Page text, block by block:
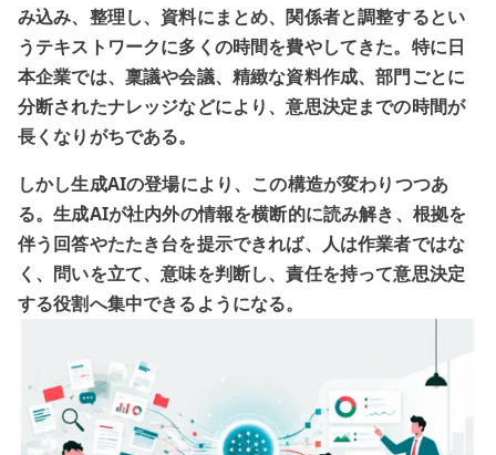
み込み、整理し、資料にまとめ、関係者と調整するとい
うテキストワークに多くの時間を費やしてきた。特に日
本企業では、稟議や会議、精緻な資料作成、部門ごとに
分断されたナレッジなどにより、意思決定までの時間が
長くなりがちである。
しかし生成AIの登場により、この構造が変わりつつあ
る。生成AIが社内外の情報を横断的に読み解き、根拠を
伴う回答やたたき台を提示できれば、人は作業者ではな
く、問いを立て、意味を判断し、責任を持って意思決定
する役割へ集中できるようになる。